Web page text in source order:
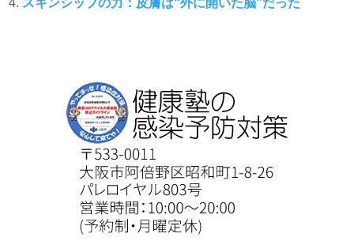
人生は物語、誰もが主人公
ホリスティックヘルスが果たす社会の役割：誰もが主
人公になれる社会へ